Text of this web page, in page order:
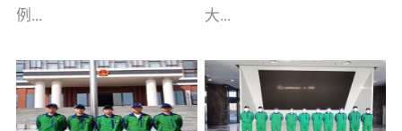
完成生产任务，确保全国
求。资质优势团队优势分
支优势优吸环保是一棵正
茁壮成长的树，只要我们
内空气治理工程纪实
例...
【东莞美豪雅致酒店】室
内空气治理项目东莞美豪
大...
学广州校区室内空气治
理 工程案例地址：广